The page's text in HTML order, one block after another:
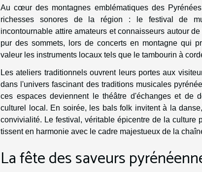
Au cœur des montagnes emblématiques des
richesses sonores de la région : le festival de
incontournable attire amateurs et connaisseurs autour
pur des sommets, lors de concerts en montagne qui
valeur les instruments locaux tels que le tambourin à
Les ateliers traditionnels ouvrent leurs portes aux
dans l'univers fascinant des traditions musicales
ces espaces deviennent le théâtre d'échanges et de
culturel local. En soirée, les bals folk invitent à la
convivialité. Le festival, véritable épicentre de la
tissent en harmonie avec le cadre majestueux de la
La fête des saveurs